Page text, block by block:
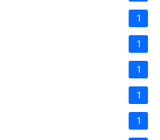
1
1
1
1
1